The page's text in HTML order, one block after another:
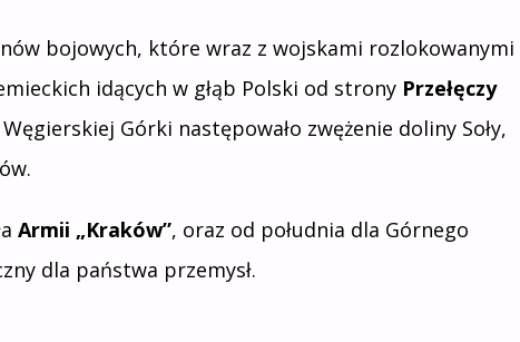
bojowych, które wraz z wojskami rozlokowanymi
idących w głąb Polski od strony Przełęczy
Górki następowało zwężenie doliny Soły,
Armii „Kraków”, oraz od południa dla Górnego
dla państwa przemysł.